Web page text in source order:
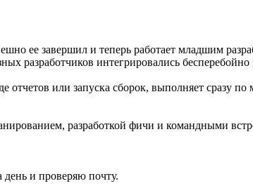
ее завершил и теперь работает младшим
разработчиков интегрировались
отчетов или запуска сборок, выполняет сразу
разработкой фичи и командными
и проверяю почту.